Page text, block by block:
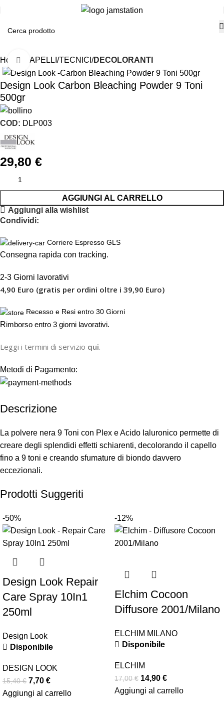
Home CAPELLI TECNICI DECOLORANTI
Click to enlarge
Design Look Carbon Bleaching Powder 9 Toni
500gr
COD: DLP003
29,80 €
AGGIUNGI AL CARRELLO
Aggiungi alla wishlist
Condividi:
Corriere Espresso GLS
Consegna rapida con tracking.
2-3 Giorni lavorativi
4,90 Euro (gratis per ordini oltre i 39,90 Euro)
Recesso e Resi entro 30 Giorni
Rimborso entro 3 giorni lavorativi.
Leggi i termini di servizio qui.
Metodi di Pagamento:
Descrizione
La polvere nera 9 Toni con Plex e Acido Ialuronico permette di
creare degli splendidi effetti schiarenti, decolorando il capello
fino a 9 toni e creando sfumature di biondo davvero
eccezionali.
Prodotti Suggeriti
-50%
Design Look Repair
Care Spray 10In1
250ml
Design Look
Disponibile
DESIGN LOOK
15,40€ 7,70 €
Aggiungi al carrello
-12%
Elchim Cocoon
Diffusore 2001/Milano
ELCHIM MILANO
Disponibile
ELCHIM
17,00€ 14,90 €
Aggiungi al carrello